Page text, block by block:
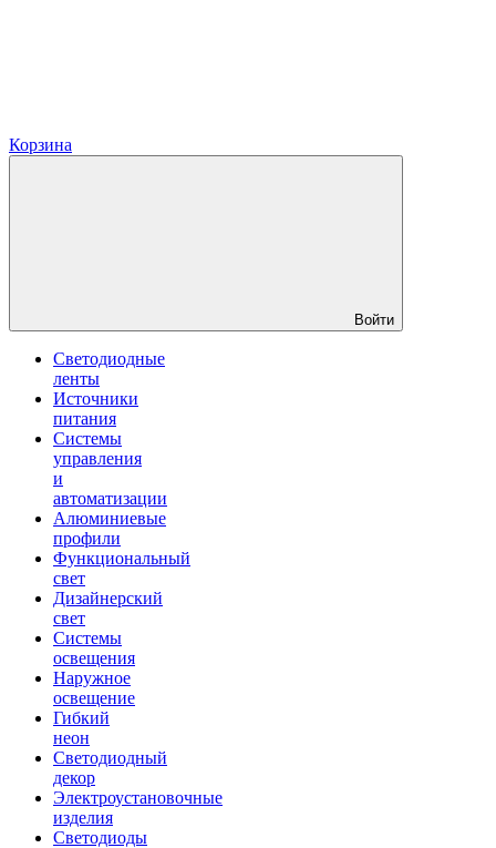
Корзина
Войти
Светодиодные
ленты
Источники
питания
Системы
управления
и
автоматизации
Алюминиевые
профили
Функциональный
свет
Дизайнерский
свет
Системы
освещения
Наружное
освещение
Гибкий
неон
Светодиодный
декор
Электроустановочные
изделия
Светодиоды